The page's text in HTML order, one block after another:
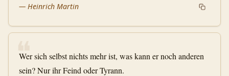
— Heinrich Martin
❝
Wer sich selbst nichts mehr ist, was kann er noch anderen
sein? Nur ihr Feind oder Tyrann.